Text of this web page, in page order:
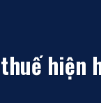
hiện